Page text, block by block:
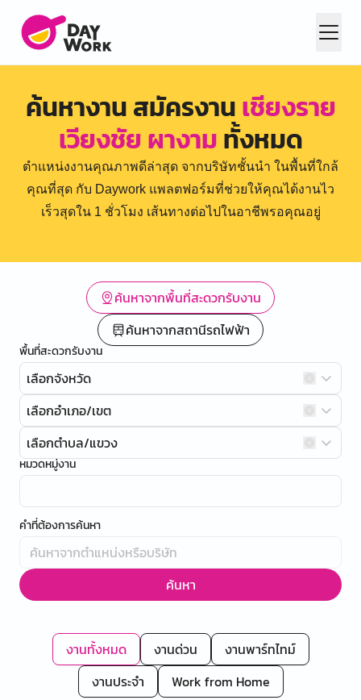
ค้นหางาน สมัครงานเชียงราย
เวียงชัย ผางามทั้งหมด
ตำแหน่งงานคุณภาพดีล่าสุด จากบริษัทชั้นนำ ในพื้นที่ใกล้
คุณที่สุด กับ Daywork แพลตฟอร์มที่ช่วยให้คุณได้งานไว
เร็วสุดใน 1 ชั่วโมง เส้นทางต่อไปในอาชีพรอคุณอยู่
ค้นหาจากพื้นที่สะดวกรับงาน
ค้นหาจากสถานีรถไฟฟ้า
พื้นที่สะดวกรับงาน
เลือกจังหวัด
เลือกอำเภอ/เขต
เลือกตำบล/แขวง
หมวดหมู่งาน
คำที่ต้องการค้นหา
ค้นหา
งานทั้งหมด งานด่วน
งานพาร์ทไทม์
งานประจำ
Work from Home